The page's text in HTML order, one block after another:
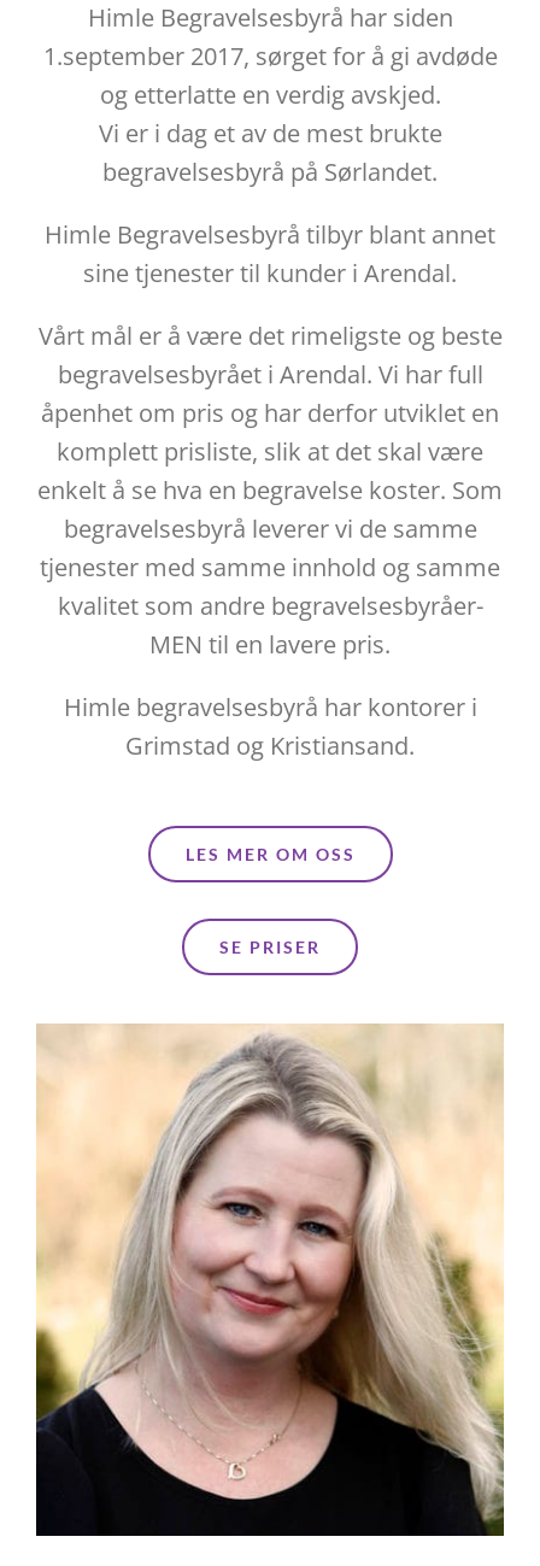
Himle Begravelsesbyrå har siden
1.september 2017, sørget for å gi avdøde
og etterlatte en verdig avskjed.
Vi er i dag et av de mest brukte
begravelsesbyrå på Sørlandet.
Himle Begravelsesbyrå tilbyr blant annet
sine tjenester til kunder i Arendal.
Vårt mål er å være det rimeligste og beste
begravelsesbyrået i Arendal. Vi har full
åpenhet om pris og har derfor utviklet en
komplett prisliste, slik at det skal være
enkelt å se hva en begravelse koster. Som
begravelsesbyrå leverer vi de samme
tjenester med samme innhold og samme
kvalitet som andre begravelsesbyråer-
MEN til en lavere pris.
Himle begravelsesbyrå har kontorer i
Grimstad og Kristiansand.
LES MER OM OSS
SE PRISER